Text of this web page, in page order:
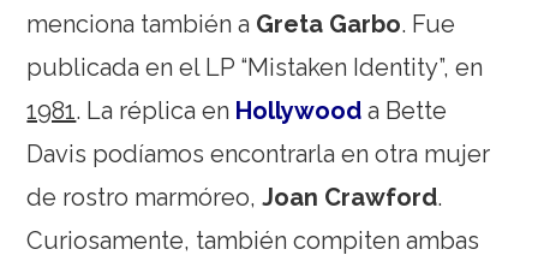
menciona también a Greta Garbo. Fue
publicada en el LP “Mistaken Identity”, en
1981. La réplica en Hollywooda Bette
Davis podíamos encontrarla en otra mujer
de rostro marmóreo,Joan Crawford.
Curiosamente, también compiten ambas